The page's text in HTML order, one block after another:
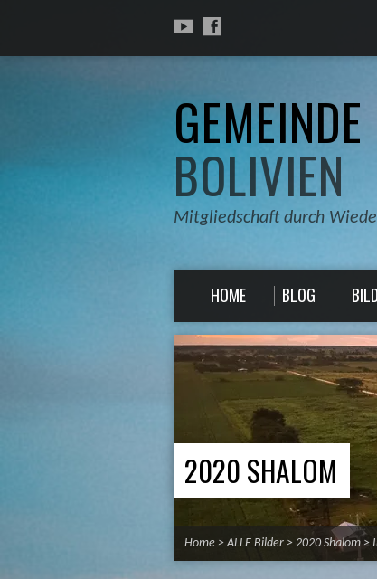
BOLIVIEN
Mitgliedschaft durch
HOME BLOG
2020 SHALOM
Home >ALLE Bilder > 2020 Shalom >